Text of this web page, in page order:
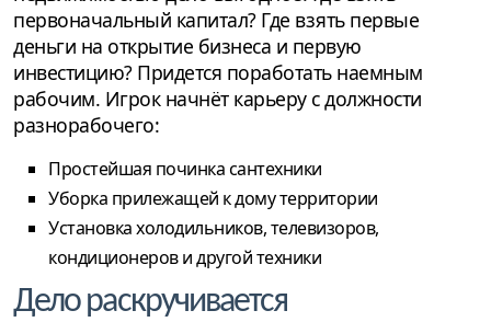
первоначальный капитал? Где взять первые
деньги на открытие бизнеса и первую
инвестицию? Придется поработать наемным
рабочим. Игрок начнёт карьеру с должности
разнорабочего:
Простейшая починка сантехники
Уборка прилежащей к дому территории
Установка холодильников, телевизоров,
кондиционеров и другой техники
Дело раскручивается